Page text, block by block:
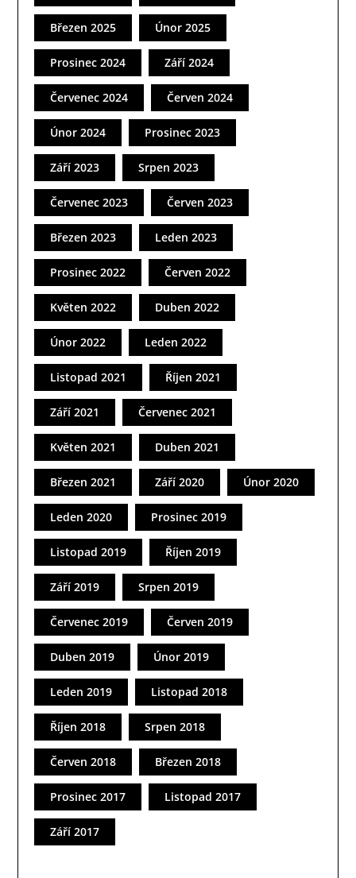
Březen 2025 Únor 2025
Prosinec 2024 Září 2024
Červenec 2024 Červen 2024
Únor 2024 Prosinec 2023
Září 2023 Srpen 2023
Červenec 2023 Červen 2023
Březen 2023 Leden 2023
Prosinec 2022 Červen 2022
Květen 2022 Duben 2022
Únor 2022 Leden 2022
Listopad 2021 Říjen 2021
Září 2021 Červenec 2021
Květen 2021 Duben 2021
Březen 2021 Září 2020 Únor 2020
Leden 2020 Prosinec 2019
Listopad 2019 Říjen 2019
Září 2019 Srpen 2019
Červenec 2019 Červen 2019
Duben 2019 Únor 2019
Leden 2019 Listopad 2018
Říjen 2018 Srpen 2018
Červen 2018 Březen 2018
Prosinec 2017 Listopad 2017
Září 2017